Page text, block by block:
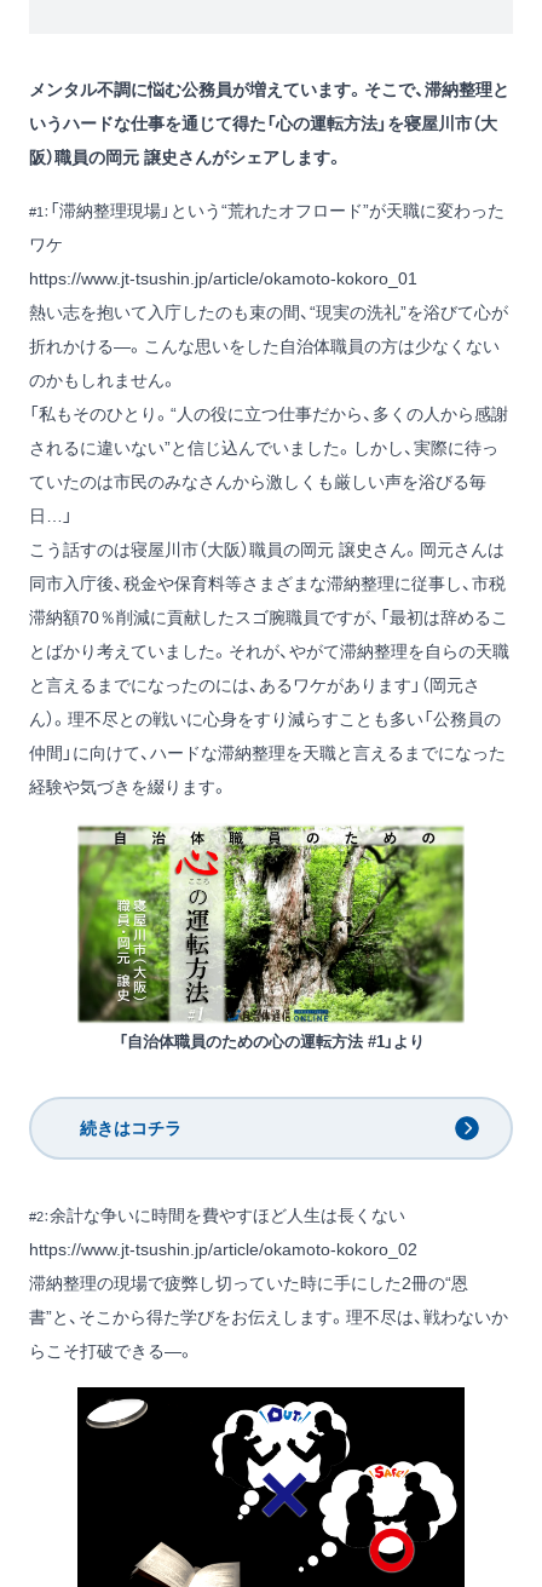
メンタル不調に悩む公務員が増えています。そこで、滞納整理と
いうハードな仕事を通じて得た「心の運転方法」を寝屋川市（大
阪）職員の岡元 譲史さんがシェアします。
#1： 「滞納整理現場」という“荒れたオフロード”が天職に変わった
ワケ
https://www.jt-tsushin.jp/article/okamoto-kokoro_01
熱い志を抱いて入庁したのも束の間、“現実の洗礼”を浴びて心が
折れかける―。こんな思いをした自治体職員の方は少なくない
のかもしれません。
「私もそのひとり。“人の役に立つ仕事だから、多くの人から感謝
されるに違いない”と信じ込んでいました。しかし、実際に待っ
ていたのは市民のみなさんから激しくも厳しい声を浴びる毎
日…」
こう話すのは寝屋川市（大阪）職員の岡元 譲史さん。岡元さんは
同市入庁後、税金や保育料等さまざまな滞納整理に従事し、市税
滞納額70％削減に貢献したスゴ腕職員ですが、「最初は辞めるこ
とばかり考えていました。それが、やがて滞納整理を自らの天職
と言えるまでになったのには、あるワケがあります」（岡元さ
ん）。理不尽との戦いに心身をすり減らすことも多い「公務員の
仲間」に向けて、ハードな滞納整理を天職と言えるまでになった
経験や気づきを綴ります。
「自治体職員のための心の運転方法 #1」より
続きはコチラ
#2：余計な争いに時間を費やすほど人生は長くない
https://www.jt-tsushin.jp/article/okamoto-kokoro_02
滞納整理の現場で疲弊し切っていた時に手にした2冊の“恩
書”と、そこから得た学びをお伝えします。理不尽は、戦わないか
らこそ打破できる―。